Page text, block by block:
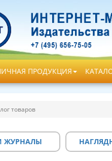
ПРОДУКЦИЯ
товаров
ЖУРНАЛЫ